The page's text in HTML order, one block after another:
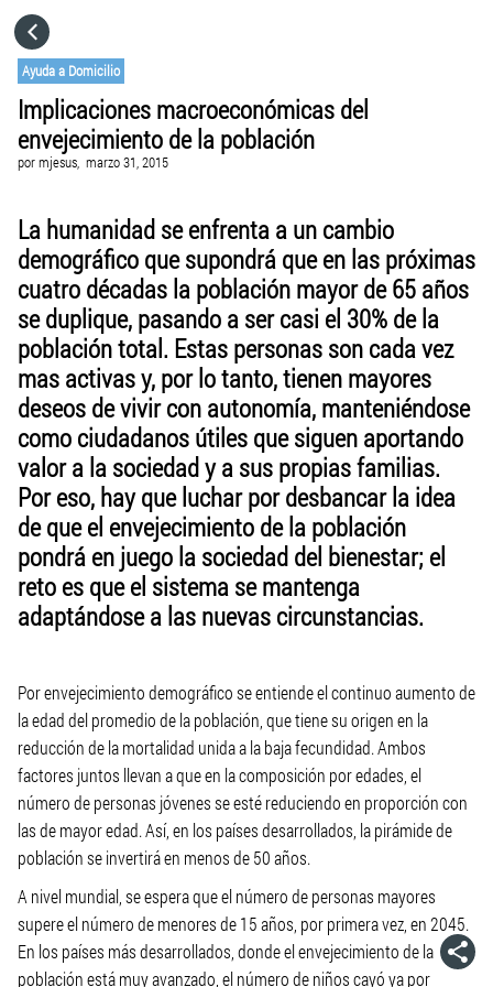
Ayuda a Domicilio
Implicaciones macroeconómicas del
envejecimiento de la población
pormjesus, marzo 31, 2015
La humanidad se enfrenta a un cambio
demográfico que supondrá que en las próximas
cuatro décadas la población mayor de 65 años
se duplique, pasando a ser casi el 30% de la
población total. Estas personas son cada vez
mas activas y, por lo tanto, tienen mayores
deseos de vivir con autonomía, manteniéndose
como ciudadanos útiles que siguen aportando
valor a la sociedad y a sus propias familias.
Por eso, hay que luchar por desbancar la idea
de que el envejecimiento de la población
pondrá en juego la sociedad del bienestar; el
reto es que el sistema se mantenga
adaptándose a las nuevas circunstancias.
Por envejecimiento demográfico se entiende el continuo aumento de
la edad del promedio de la población, que tiene su origen en la
reducción de la mortalidad unida a la baja fecundidad. Ambos
factores juntos llevan a que en la composición por edades, el
número de personas jóvenes se esté reduciendo en proporción con
las de mayor edad. Así, en los países desarrollados, la pirámide de
población se invertirá en menos de 50 años.
A nivel mundial, se espera que el número de personas mayores
supere el número de menores de 15 años, por primera vez, en 2045.
En los países más desarrollados, donde el envejecimiento de la
población está muy avanzado, el número de niños cayó ya por
CATEGORÍAS
VISITA EL SITIO WEB